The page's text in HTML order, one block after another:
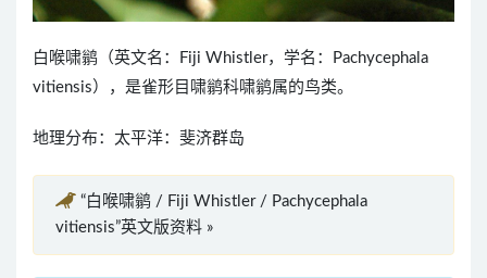
白喉啸鹟（英文名：Fiji Whistler，学名：Pachycephala
vitiensis），是雀形目啸鹟科啸鹟属的鸟类。
地理分布：太平洋：斐济群岛
“白喉啸鹟 / Fiji Whistler / Pachycephala
vitiensis”英文版资料 »